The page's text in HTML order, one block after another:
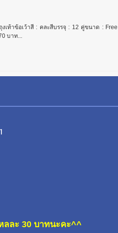
งเท้าข้อเว้าสี : คละสีบรรจุ : 12 คู่ขนาด : Free
บาท...
ลละ 30 บาทนะคะ^^